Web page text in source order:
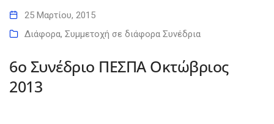
25 Μαρτίου, 2015
Διάφορα, Συμμετοχή σε διάφορα Συνέδρια
6ο Συνέδριο ΠΕΣΠΑ Οκτώβριος
2013